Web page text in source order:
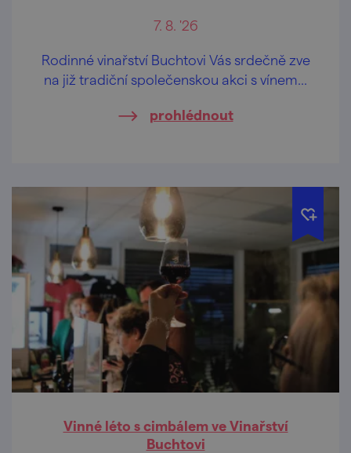
7. 8. '26
Rodinné vinařství Buchtovi Vás srdečně zve
na již tradiční společenskou akci s vínem...
prohlédnout
Vinné léto s cimbálem ve Vinařství
Buchtovi